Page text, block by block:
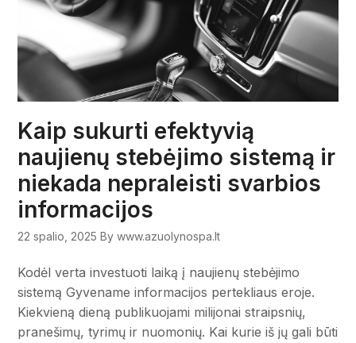
Kaip sukurti efektyvią
naujienų stebėjimo sistemą ir
niekada nepraleisti svarbios
informacijos
22 spalio, 2025 By www.azuolynospa.lt
Kodėl verta investuoti laiką į naujienų stebėjimo
sistemą Gyvename informacijos pertekliaus eroje.
Kiekvieną dieną publikuojami milijonai straipsnių,
pranešimų, tyrimų ir nuomonių. Kai kurie iš jų gali būti